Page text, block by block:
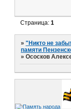
Страница:1
»"Никто не
памяти
»Ососков